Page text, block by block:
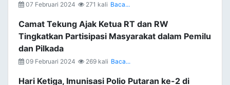
07 Februari 2024 271 kali Baca...
Camat Tekung Ajak Ketua RT dan RW
Tingkatkan Partisipasi Masyarakat dalam Pemilu
dan Pilkada
09 Februari 2024 269 kali Baca...
Hari Ketiga, Imunisasi Polio Putaran ke-2 di